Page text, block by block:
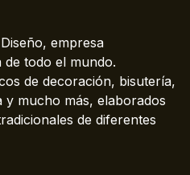
empresa
de todo el mundo.
de decoración, bisutería,
y mucho más, elaborados
de diferentes